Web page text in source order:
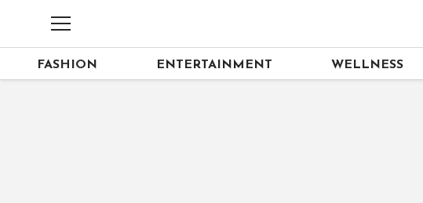
FASHION ENTERTAINMENT WELLNESS